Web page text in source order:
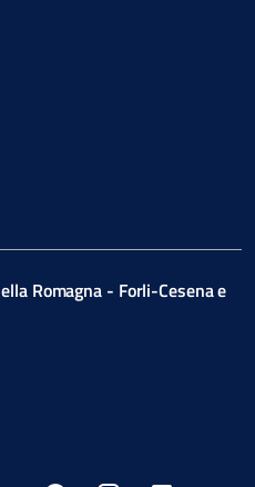
Romagna - Forli-Cesena e